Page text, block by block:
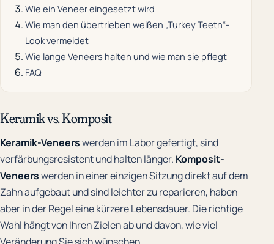
Wie ein Veneer eingesetzt wird
Wie man den übertrieben weißen „Turkey Teeth“-
Look vermeidet
Wie lange Veneers halten und wie man sie pflegt
FAQ
Keramik vs. Komposit
Keramik-Veneerswerden im Labor gefertigt, sind
verfärbungsresistent und halten länger. Komposit-
Veneerswerden in einer einzigen Sitzung direkt auf dem
Zahn aufgebaut und sind leichter zu reparieren, haben
aber in der Regel eine kürzere Lebensdauer. Die richtige
Wahl hängt von Ihren Zielen ab und davon, wie viel